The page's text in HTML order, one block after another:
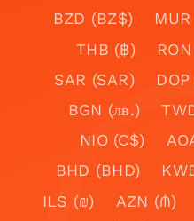
BZD (BZ$)
THB (฿)
SAR (SAR)
BGN (лв.)
NIO (C$)
BHD (BHD)
ILS (₪)
AZN (₼)